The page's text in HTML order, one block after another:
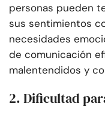
personas pueden
sus sentimientos
necesidades
de comunicación
malentendidos y
2. Dificultad